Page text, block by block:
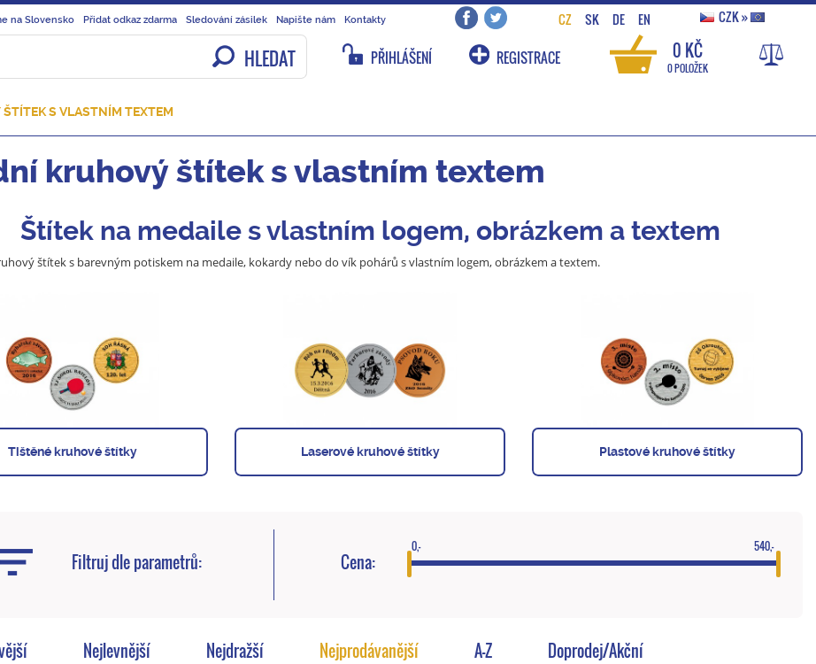
na Slovensko Přidat odkaz zdarma Sledování zásilek Napište nám Kontakty CZ SK DE EN CZK»
HLEDAT PŘIHLÁŠENÍ REGISTRACE 0 KČ
0 POLOŽEK
ŠTÍTEK S VLASTNÍM TEXTEM
kruhový štítek s vlastním textem
Štítek na medaile s vlastním logem, obrázkem a textem
štítek s barevným potiskem na medaile, kokardy nebo do vík pohárů s vlastním logem, obrázkem a textem.
Tištěné kruhové štítky Laserové kruhové štítky Plastové kruhové štítky
Filtruj dle parametrů: Cena:
0,- 540,-
Nejlevnější Nejdražší Nejprodávanější A-Z Doprodej/Akční